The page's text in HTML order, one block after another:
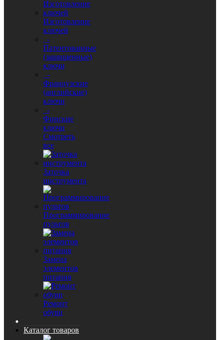
Изготовление
ключей
-
Патентованные
(защищенные)
ключи
-
Французские
(английские)
ключи
-
Финские
ключи
Смотреть
все
Заточка
инструмента
Программирование
пультов
Замена
элементов
питания
Ремонт
обуви
Каталог товаров